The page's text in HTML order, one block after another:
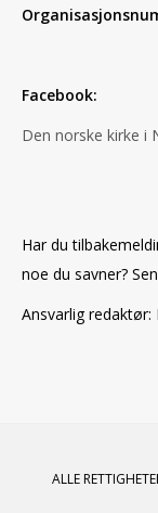
Facebook:
Den norske kirke i
Har du
noe du savner?
Ansvarlig
ALLE